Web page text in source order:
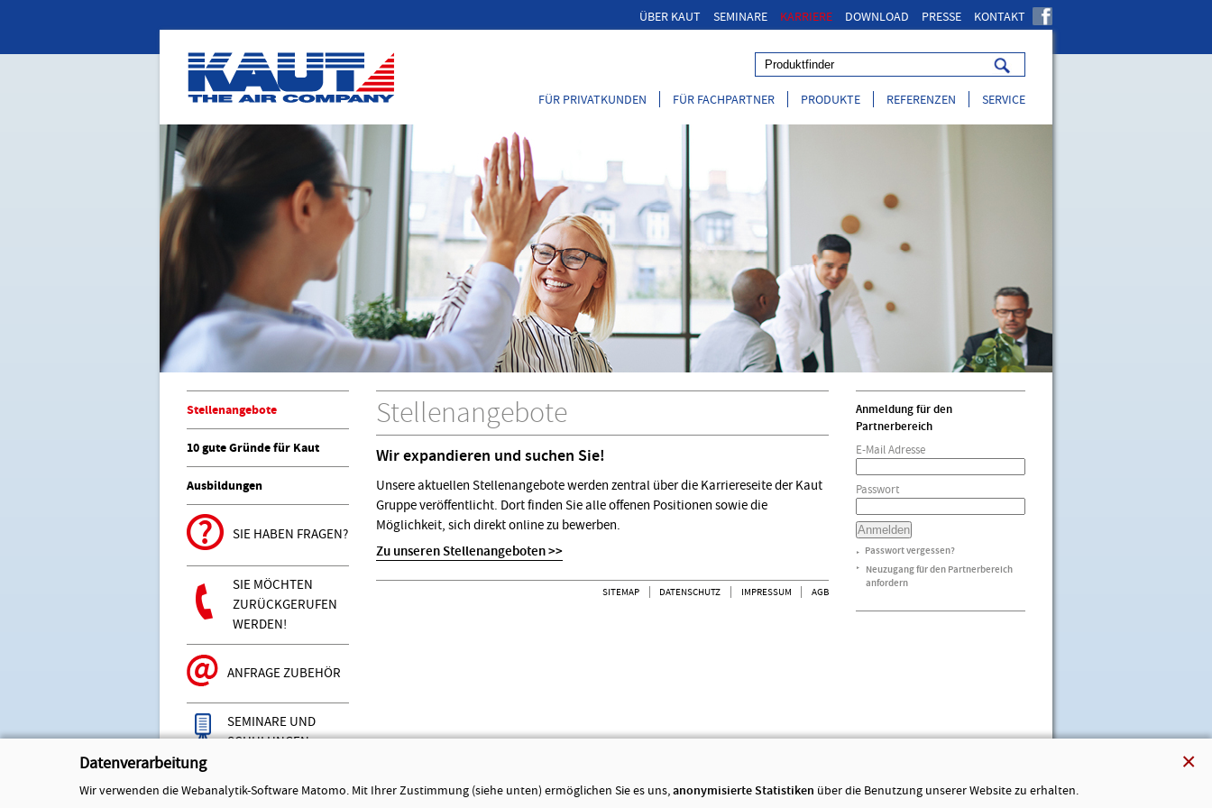
ÜBER KAUT SEMINARE KARRIERE DOWNLOAD PRESSE KONTAKT
FÜR PRIVATKUNDEN FÜR FACHPARTNER PRODUKTE REFERENZEN SERVICE
Stellenangebote
10 gute Gründe für Kaut
Ausbildungen
SIE HABEN FRAGEN?
SIE MÖCHTEN
ZURÜCKGERUFEN
WERDEN!
ANFRAGE ZUBEHÖR
SEMINARE UND
SCHULUNGEN
Stellenangebote
Wir expandieren und suchen Sie!
Unsere aktuellen Stellenangebote werden zentral über die Karriereseite der Kaut
Gruppe veröffentlicht. Dort finden Sie alle offenen Positionen sowie die
Möglichkeit, sich direkt online zu bewerben.
Zu unseren Stellenangeboten >>
SITEMAP DATENSCHUTZ IMPRESSUM AGB
Anmeldung für den
Partnerbereich
E-Mail Adresse
Passwort
► Passwort vergessen?
►
Neuzugang für den Partnerbereich
anfordern
Datenverarbeitung
Wir verwenden die Webanalytik-Software Matomo. Mit Ihrer Zustimmung (siehe unten) ermöglichen Sie es uns,anonymisierte Statistiken über die Benutzung unserer Website zu erhalten.
×